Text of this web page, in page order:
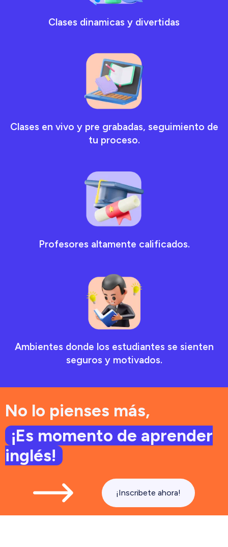
Clases dinamicas y divertidas
Clases en vivo y pre grabadas, seguimiento de
tu proceso.
Profesores altamente calificados.
Ambientes donde los estudiantes se sienten
seguros y motivados.
No lo pienses más,
¡Es momento de aprender
inglés!
¡Inscribete ahora!